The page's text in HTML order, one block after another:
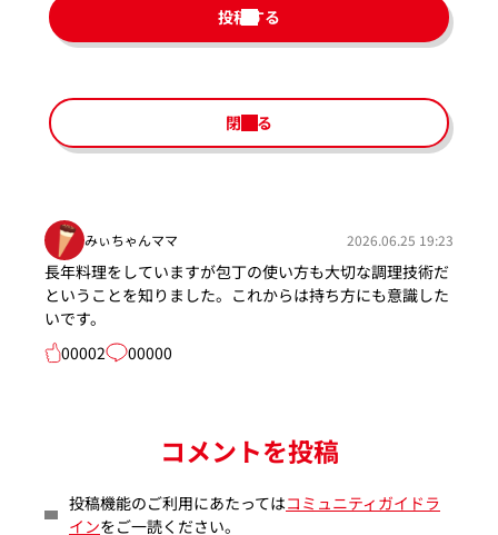
投稿する
閉じる
みぃちゃんママ 2026.06.25 19:23
長年料理をしていますが包丁の使い方も大切な調理技術だ
ということを知りました。これからは持ち方にも意識した
いです。
00002
00000
コメントを投稿
投稿機能のご利用にあたってはコミュニティガイドラ
インをご一読ください。